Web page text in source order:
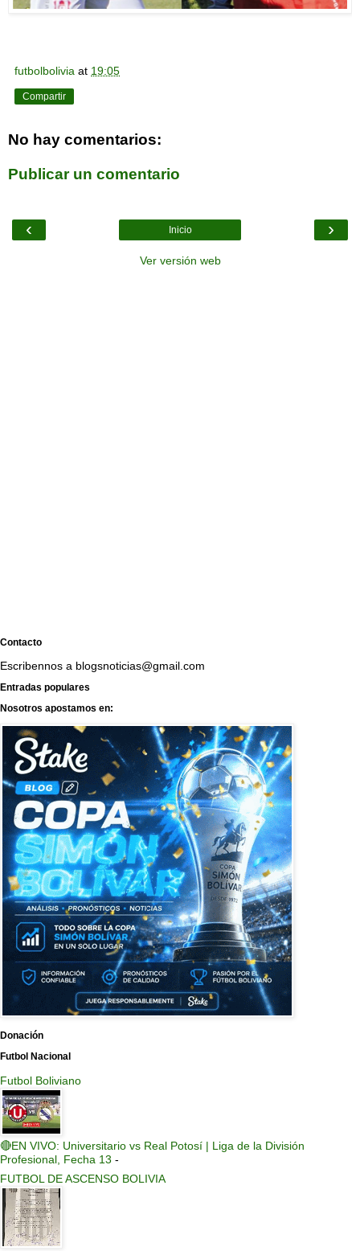
futbolbolivia at 19:05
Compartir
No hay comentarios:
Publicar un comentario
‹ ›
Inicio
Ver versión web
Contacto
Escribennos a blogsnoticias@gmail.com
Entradas populares
Nosotros apostamos en:
Donación
Futbol Nacional
Futbol Boliviano
🔴EN VIVO: Universitario vs Real Potosí | Liga de la División
Profesional, Fecha 13 -
FUTBOL DE ASCENSO BOLIVIA